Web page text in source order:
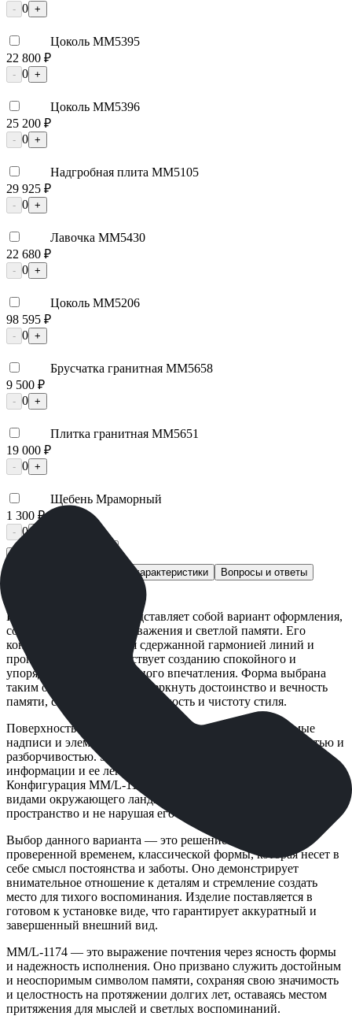
- 0 +
Цоколь ММ5395
22 800 ₽
- 0 +
Цоколь ММ5396
25 200 ₽
- 0 +
Надгробная плита ММ5105
29 925 ₽
- 0 +
Лавочка ММ5430
22 680 ₽
- 0 +
Цоколь ММ5206
98 595 ₽
- 0 +
Брусчатка гранитная ММ5658
9 500 ₽
- 0 +
Плитка гранитная ММ5651
19 000 ₽
- 0 +
Щебень Мраморный
1 300 ₽
- 0
Технические характеристики
Вопросы и ответы
Изделие ММ/L-1174 представляет собой вариант оформления,
создающий атмосферу уважения и светлой памяти. Его
конструкция отличается сдержанной гармонией линий и
пропорций, что способствует созданию спокойного и
упорядоченного визуального впечатления. Форма выбрана
таким образом, чтобы подчеркнуть достоинство и вечность
памяти, сохраняя при этом ясность и чистоту стиля.
Поверхность изделия позволяет разместить необходимые
надписи и элементы оформления с максимальной четкостью и
разборчивостью. Это обеспечивает долговечность
информации и ее легкое восприятие в любое время года.
Конфигурация ММ/L-1174 хорошо сочетается с различными
видами окружающего ландшафта, органично вписываясь в
пространство и не нарушая его естественной гармонии.
Выбор данного варианта — это решение в пользу
проверенной временем, классической формы, которая несет в
себе смысл постоянства и заботы. Оно демонстрирует
внимательное отношение к деталям и стремление создать
место для тихого воспоминания. Изделие поставляется в
готовом к установке виде, что гарантирует аккуратный и
завершенный внешний вид.
ММ/L-1174 — это выражение почтения через ясность формы
и надежность исполнения. Оно призвано служить достойным
и неоспоримым символом памяти, сохраняя свою значимость
и целостность на протяжении долгих лет, оставаясь местом
притяжения для мыслей и светлых воспоминаний.